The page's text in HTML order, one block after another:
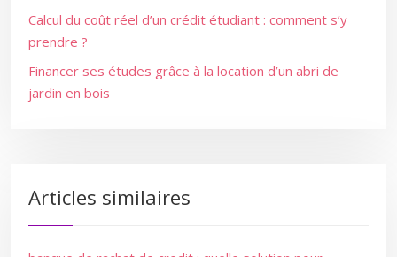
Calcul du coût réel d’un crédit étudiant : comment s’y
prendre ?
Financer ses études grâce à la location d’un abri de
jardin en bois
Articles similaires